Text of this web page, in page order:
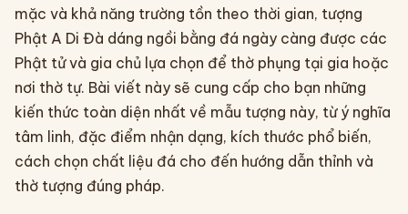
mặc và khả năng trường tồn theo thời gian, tượng
Phật A Di Đà dáng ngồi bằng đá ngày càng được các
Phật tử và gia chủ lựa chọn để thờ phụng tại gia hoặc
nơi thờ tự. Bài viết này sẽ cung cấp cho bạn những
kiến thức toàn diện nhất về mẫu tượng này, từ ý nghĩa
tâm linh, đặc điểm nhận dạng, kích thước phổ biến,
cách chọn chất liệu đá cho đến hướng dẫn thỉnh và
thờ tượng đúng pháp.